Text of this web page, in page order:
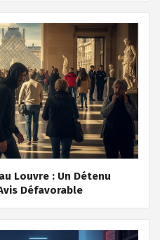
Louvre : Un Détenu
Défavorable